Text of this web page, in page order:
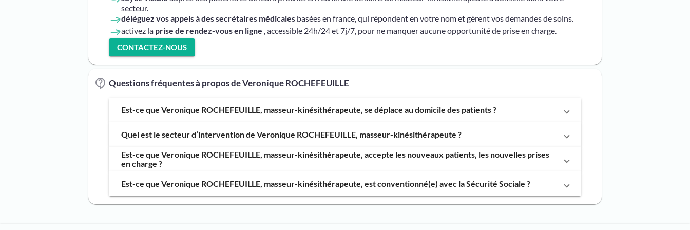
secteur.
déléguez vos appels à des secrétaires médicales basées en france, qui répondent en votre nom et gèrent vos demandes de soins.
activez la prise de rendez-vous en ligne , accessible 24h/24 et 7j/7, pour ne manquer aucune opportunité de prise en charge.
CONTACTEZ-NOUS
Questions fréquentes à propos de Veronique ROCHEFEUILLE
Est-ce que Veronique ROCHEFEUILLE, masseur-kinésithérapeute, se déplace au domicile des patients ?
Quel est le secteur d’intervention de Veronique ROCHEFEUILLE, masseur-kinésithérapeute ?
Est-ce que Veronique ROCHEFEUILLE, masseur-kinésithérapeute, accepte les nouveaux patients, les nouvelles prises
en charge ?
Est-ce que Veronique ROCHEFEUILLE, masseur-kinésithérapeute, est conventionné(e) avec la Sécurité Sociale ?